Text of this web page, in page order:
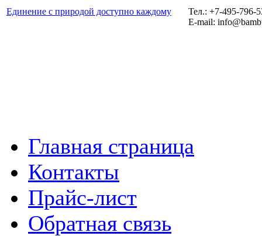
Единение с природой доступно каждому
Тел.: +7-495-796-
E-mail:
Главная страница
Контакты
Прайс-лист
Обратная связь